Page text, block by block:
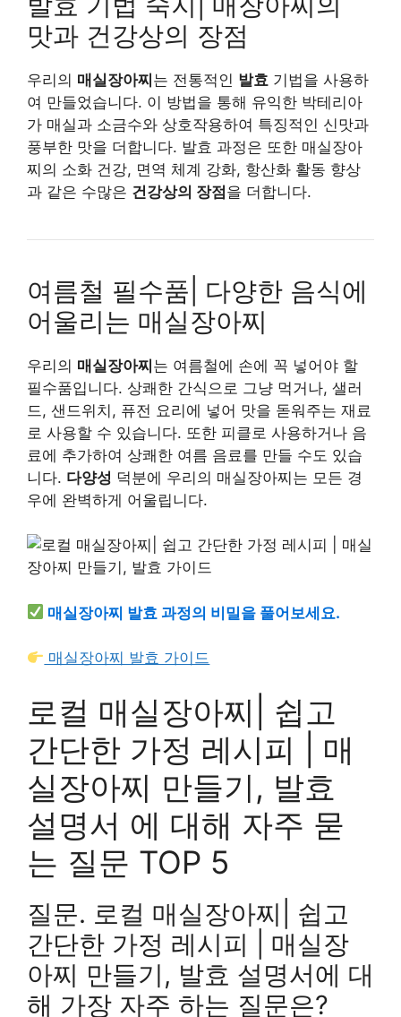
맛과 건강상의 장점
우리의 매실장아찌는 전통적인 발효 기법을 사용하
여 만들었습니다. 이 방법을 통해 유익한 박테리아
가 매실과 소금수와 상호작용하여 특징적인 신맛과
풍부한 맛을 더합니다. 발효 과정은 또한 매실장아
찌의 소화 건강, 면역 체계 강화, 항산화 활동 향상
과 같은 수많은 건강상의 장점을 더합니다.
여름철 필수품| 다양한 음식에
어울리는 매실장아찌
우리의 매실장아찌는 여름철에 손에 꼭 넣어야 할
필수품입니다. 상쾌한 간식으로 그냥 먹거나, 샐러
드, 샌드위치, 퓨전 요리에 넣어 맛을 돋워주는 재료
로 사용할 수 있습니다. 또한 피클로 사용하거나 음
료에 추가하여 상쾌한 여름 음료를 만들 수도 있습
니다. 다양성 덕분에 우리의 매실장아찌는 모든 경
우에 완벽하게 어울립니다.
매실장아찌 발효 과정의 비밀을 풀어보세요.
매실장아찌 발효 가이드
로컬 매실장아찌| 쉽고
간단한 가정 레시피 | 매
실장아찌 만들기, 발효
설명서 에 대해 자주 묻
는 질문 TOP 5
질문. 로컬 매실장아찌| 쉽고
간단한 가정 레시피 | 매실장
아찌 만들기, 발효 설명서에 대
해 가장 자주 하는 질문은?